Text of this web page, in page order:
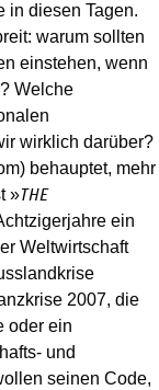
in diesen Tagen.
warum sollten
einstehen, wenn
Welche
wirklich darüber?
behauptet, mehr
»THE
ein
Weltwirtschaft
2007, die
oder ein
und
seinen Code,